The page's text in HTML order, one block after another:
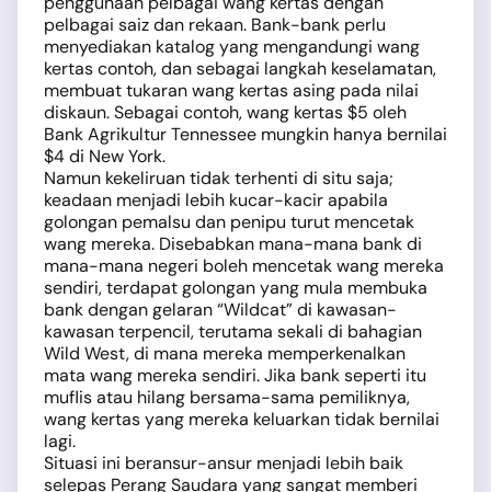
pelbagai saiz dan rekaan. Bank-bank perlu
menyediakan katalog yang mengandungi wang
kertas contoh, dan sebagai langkah keselamatan,
membuat tukaran wang kertas asing pada nilai
diskaun. Sebagai contoh, wang kertas $5 oleh
Bank Agrikultur Tennessee mungkin hanya bernilai
$4 di New York.
Namun kekeliruan tidak terhenti di situ saja;
keadaan menjadi lebih kucar-kacir apabila
golongan pemalsu dan penipu turut mencetak
wang mereka. Disebabkan mana-mana bank di
mana-mana negeri boleh mencetak wang mereka
sendiri, terdapat golongan yang mula membuka
bank dengan gelaran “Wildcat” di kawasan-
kawasan terpencil, terutama sekali di bahagian
Wild West, di mana mereka memperkenalkan
mata wang mereka sendiri. Jika bank seperti itu
muflis atau hilang bersama-sama pemiliknya,
wang kertas yang mereka keluarkan tidak bernilai
lagi.
Situasi ini beransur-ansur menjadi lebih baik
selepas Perang Saudara yang sangat memberi